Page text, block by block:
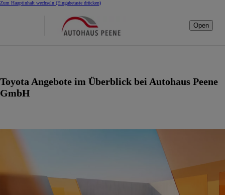
Zum Hauptinhalt wechseln (Eingabetaste drücken)
Open
Toyota Angebote im Überblick bei Autohaus Peene
GmbH